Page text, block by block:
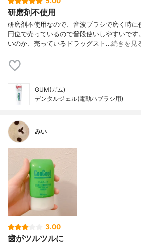
研磨剤不使用
研磨剤不使用なので、音波ブラシで磨く時
円位で売っているので普段使いしやすいで
いのか、売っているドラッグスト…続きを見
GUM(ガム)
デンタルジェル(電動ハブラシ用)
みい
3.00
歯がツルツルに